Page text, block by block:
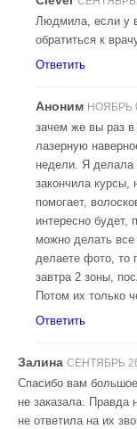
Людмила, если у
обратиться к
Ответить
Аноним НОЯБРЬ
зачем же вы раз
лазерную
недели. Я
закончила курсы,
помогает,
интересно
можно делать все
делаете фото, то
завтра 2 зоны,
Потом их только
Ответить
Залина СЕНТЯБРЬ
Спасибо вам
не заказала. Правда
не ответила на их